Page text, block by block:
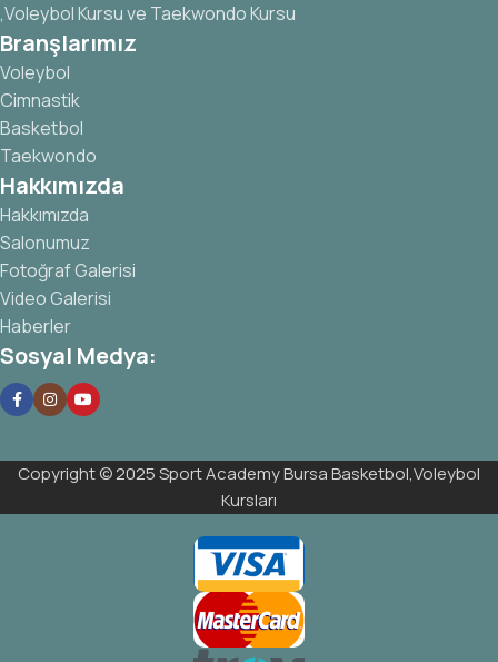
,Voleybol Kursu ve Taekwondo Kursu
Branşlarımız
Voleybol
Cimnastik
Basketbol
Taekwondo
Hakkımızda
Hakkımızda
Salonumuz
Fotoğraf Galerisi
Video Galerisi
Haberler
Sosyal Medya:
Copyright © 2025 Sport Academy Bursa Basketbol,Voleybol
Kursları